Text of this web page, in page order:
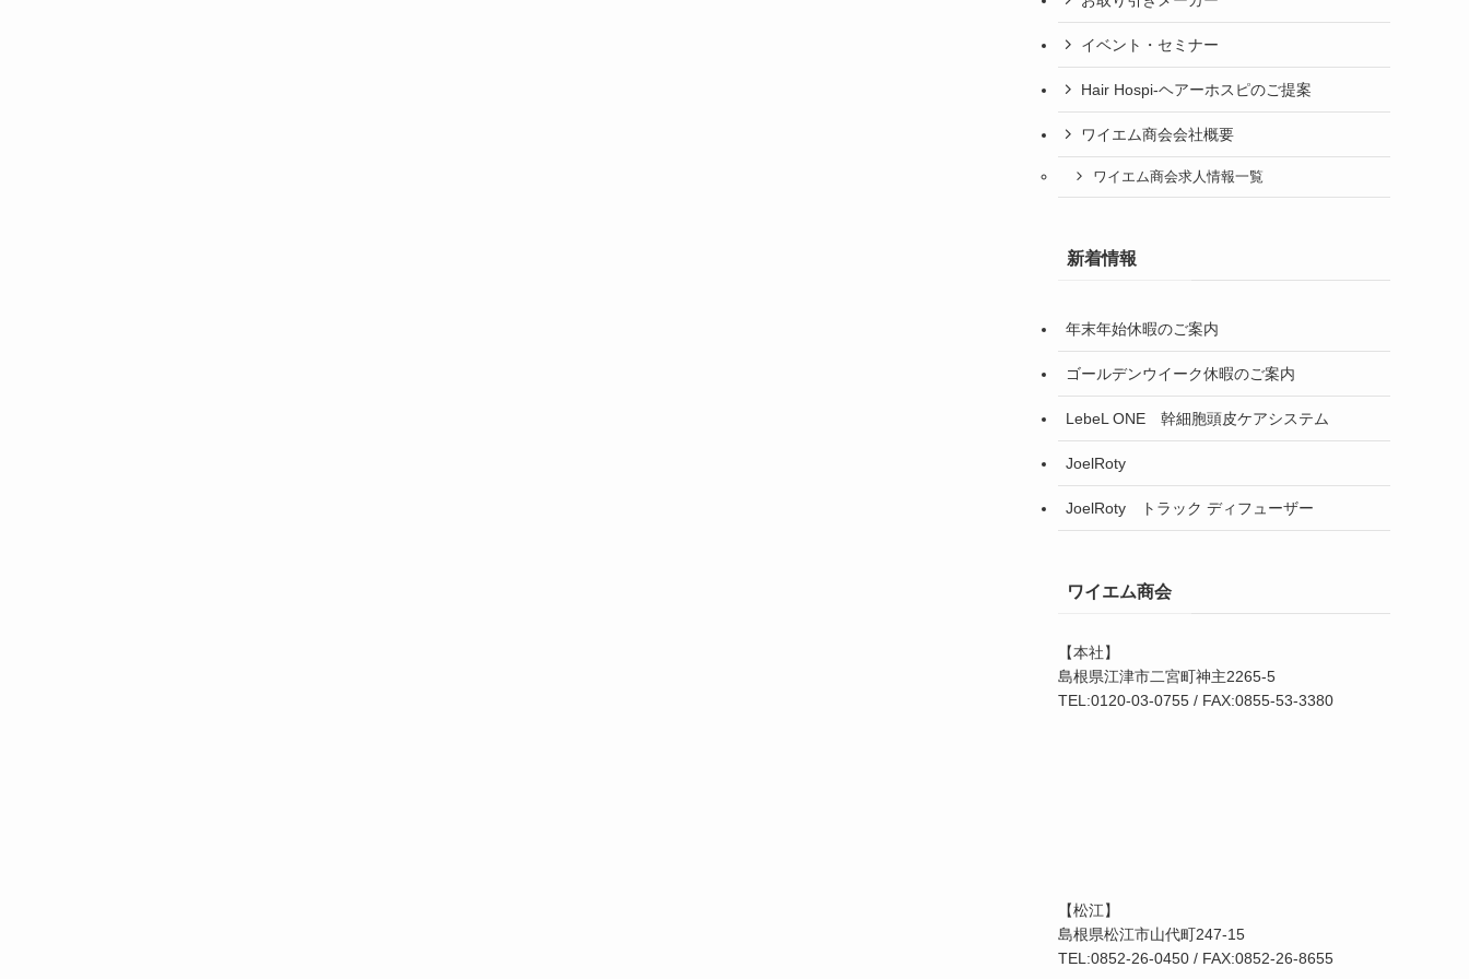
イベント・セミナー
Hair Hospi-ヘアーホスピのご提案
ワイエム商会会社概要
ワイエム商会求人情報一覧
新着情報
年末年始休暇のご案内
ゴールデンウイーク休暇のご案内
LebeL ONE 幹細胞頭皮ケアシステム
JoelRoty
JoelRoty トラック ディフューザー
ワイエム商会
【本社】
島根県江津市二宮町神主2265-5
TEL:0120-03-0755 / FAX:0855-53-3380
【松江】
島根県松江市山代町247-15
TEL:0852-26-0450 / FAX:0852-26-8655